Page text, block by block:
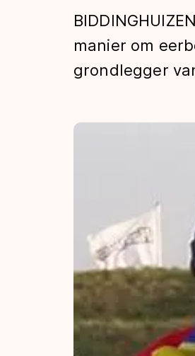
Tijden
De weg
manier om
grondlegger